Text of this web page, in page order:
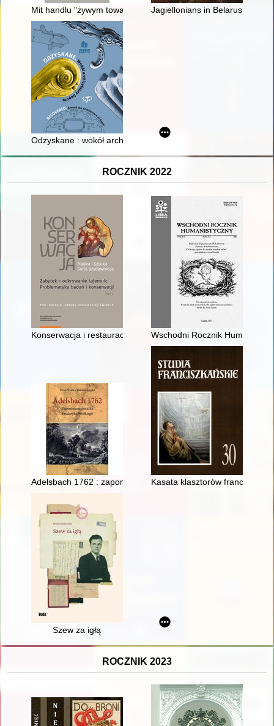
Mit handlu "żywym towarem" : przyczynek do dziejów relacji
Jagiellonians in Belarus : a
Odzyskane : wokół architektury Sopotu = Recovered : around
ROCZNIK 2022
Konserwacja i restauracja nagrobka arcybiskupa i prymasa
Wschodni Rocznik
Adelsbach 1762 : zapomniana porażka Fryderyka Wielkiego
Kasata klasztorów
Szew za igłą
ROCZNIK 2023